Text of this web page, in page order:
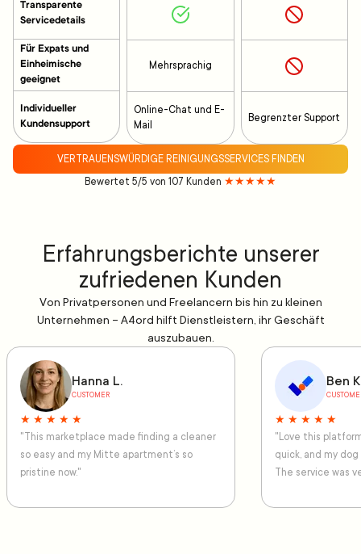
Transparente
Servicedetails
Für Expats und
Einheimische
geeignet
Individueller
Kundensupport
Mehrsprachig
Online-Chat und E-
Mail
Begrenzter Support
VERTRAUENSWÜRDIGE REINIGUNGSSERVICES FINDEN
Bewertet 5/5 von 107 Kunden ★★★★★
Erfahrungsberichte unserer
zufriedenen Kunden
Von Privatpersonen und Freelancern bis hin zu kleinen
Unternehmen – A4ord hilft Dienstleistern, ihr Geschäft
auszubauen.
Hanna L.
CUSTOMER
★ ★ ★ ★ ★
"This marketplace made finding a cleaner
so easy and my Mitte apartment’s so
pristine now."
Ben
★ ★ ★ ★ ★
"Love this
quick, and my
The service was